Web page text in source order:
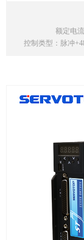
额定电
控制类型：脉冲